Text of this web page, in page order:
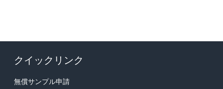
クイックリンク
無償サンプル申請